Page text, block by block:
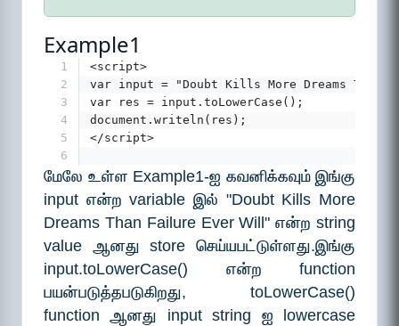
Example1
1
<script>
2
var input = "Doubt Kills More Dreams Than
3
var res = input.toLowerCase();
4
document.writeln(res);
5
</script>
6
மேலே உள்ள Example1-ஐ கவனிக்கவும் இங்கு
input என்ற variable இல் "Doubt Kills More
Dreams Than Failure Ever Will" என்ற string
value ஆனது store செய்யபட்டுள்ளது.இங்கு
input.toLowerCase() என்ற function
பயன்படுத்தபடுகிறது, toLowerCase()
function ஆனது input string ஐ lowercase